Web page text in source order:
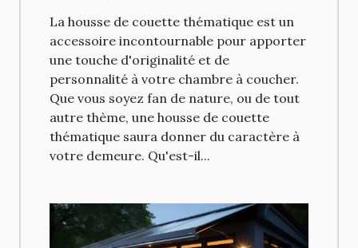
La housse de couette thématique est un
accessoire incontournable pour apporter
une touche d'originalité et de
personnalité à votre chambre à coucher.
Que vous soyez fan de nature, ou de tout
autre thème, une housse de couette
thématique saura donner du caractère à
votre demeure. Qu'est-il...